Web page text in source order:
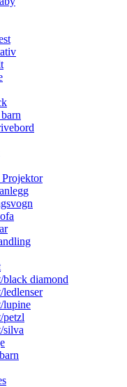
diamond
lupine
petzl
silva